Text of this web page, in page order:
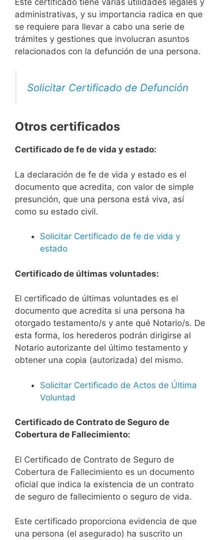
Este certificado tiene varias utilidades legales y
administrativas, y su importancia radica en que
se requiere para llevar a cabo una serie de
trámites y gestiones que involucran asuntos
relacionados con la defunción de una persona.
Solicitar Certificado de Defunción
Otros certificados
Certificado de fe de vida y estado:
La declaración de fe de vida y estado es el
documento que acredita, con valor de simple
presunción, que una persona está viva, así
como su estado civil.
Solicitar Certificado de fe de vida y
estado
Certificado de últimas voluntades:
El certificado de últimas voluntades es el
documento que acredita si una persona ha
otorgado testamento/s y ante qué Notario/s. De
esta forma, los herederos podrán dirigirse al
Notario autorizante del último testamento y
obtener una copia (autorizada) del mismo.
Solicitar Certificado de Actos de Última
Voluntad
Certificado de Contrato de Seguro de
Cobertura de Fallecimiento:
El Certificado de Contrato de Seguro de
Cobertura de Fallecimiento es un documento
oficial que indica la existencia de un contrato
de seguro de fallecimiento o seguro de vida.
Este certificado proporciona evidencia de que
una persona (el asegurado) ha suscrito un